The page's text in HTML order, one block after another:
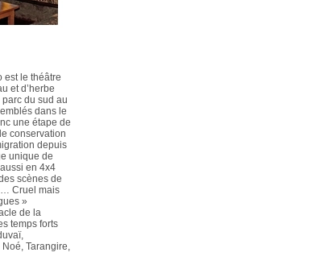
est le théâtre
et d’herbe
du sud au
dans le
une étape de
conservation
depuis
unique de
en 4x4
scènes de
… Cruel mais
»
de la
temps forts
Tarangire,